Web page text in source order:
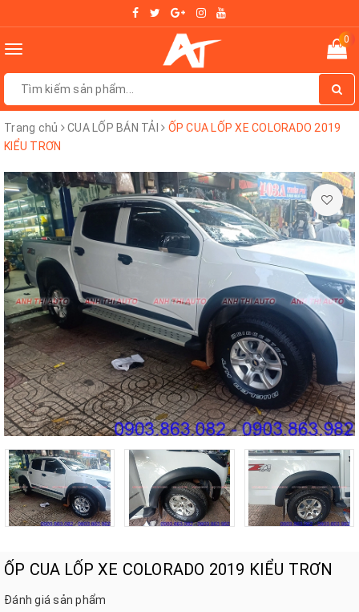
Toggle
0
Trang chủ CUA LỐP BÁN TẢI
ỐP CUA LỐP XE COLORADO 2019
KIỂU TRƠN
ỐP CUA LỐP XE COLORADO 2019 KIỂU TRƠN
Đánh giá sản phẩm